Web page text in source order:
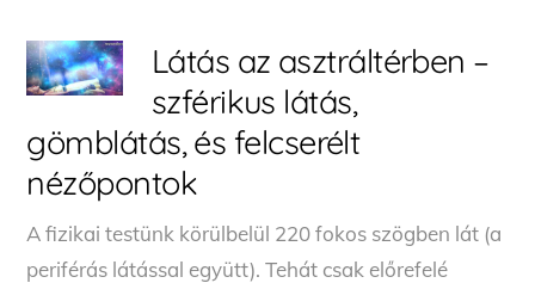
Látás az asztráltérben –
szférikus látás,
gömblátás, és felcserélt
nézőpontok
A fizikai testünk körülbelül 220 fokos szögben lát (a
periférás látással együtt). Tehát csak előrefelé